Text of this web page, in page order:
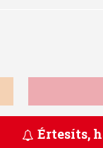
Értesíts,